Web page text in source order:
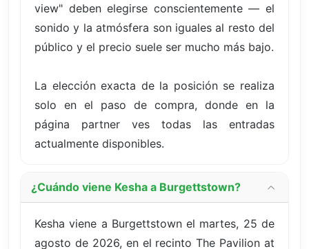
view" deben elegirse conscientemente — el
sonido y la atmósfera son iguales al resto del
público y el precio suele ser mucho más bajo.
La elección exacta de la posición se realiza
solo en el paso de compra, donde en la
página partner ves todas las entradas
actualmente disponibles.
¿Cuándo viene Kesha a Burgettstown?
Kesha viene a Burgettstown el martes, 25 de
agosto de 2026, en el recinto The Pavilion at